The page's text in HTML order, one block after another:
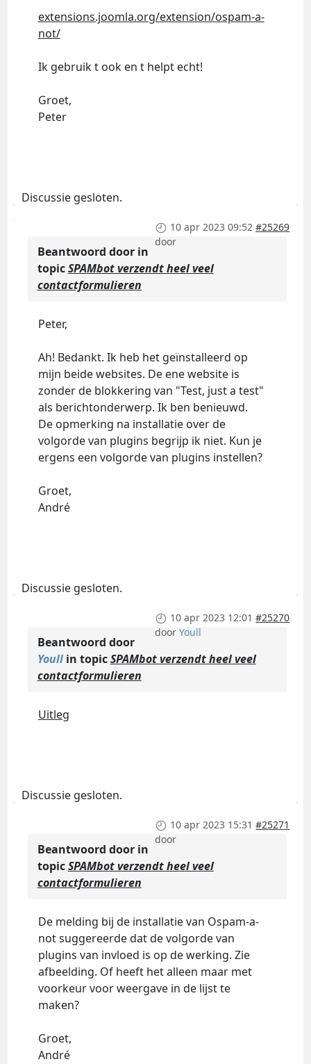
extensions.joomla.org/extension/ospam-a-
not/
Ik gebruik t ook en t helpt echt!
Groet,
Peter
Discussie gesloten.
10 apr 2023 09:52 #25269
door
Beantwoord door in
topicSPAMbot verzendt heel veel
contactformulieren
Peter,
Ah! Bedankt. Ik heb het geïnstalleerd op
mijn beide websites. De ene website is
zonder de blokkering van "Test, just a test"
als berichtonderwerp. Ik ben benieuwd.
De opmerking na installatie over de
volgorde van plugins begrijp ik niet. Kun je
ergens een volgorde van plugins instellen?
Groet,
André
Discussie gesloten.
10 apr 2023 12:01 #25270
doorYoull
Beantwoord door
Youllin topicSPAMbot verzendt heel veel
contactformulieren
Uitleg
Discussie gesloten.
10 apr 2023 15:31 #25271
door
Beantwoord door in
topicSPAMbot verzendt heel veel
contactformulieren
De melding bij de installatie van Ospam-a-
not suggereerde dat de volgorde van
plugins van invloed is op de werking. Zie
afbeelding. Of heeft het alleen maar met
voorkeur voor weergave in de lijst te
maken?
Groet,
André